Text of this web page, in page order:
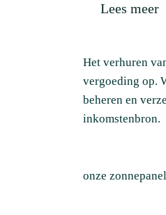
Lees meer
Het verhuren
vergoeding op.
beheren en
inkomstenbron.
onze